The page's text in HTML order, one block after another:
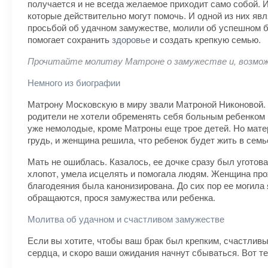
получается и не всегда желаемое приходит само
которые действительно могут помочь. И одной из них
просьбой об удачном замужестве, молили об успешном
помогает сохранитьздоровье и создать крепкую семью.
Прочитайте молитву Матроне о замужестве и,
Немного из биографии
Матрону Московскую в миру звали Матроной
родители не хотели обременять себя больным
уже немолодые, кроме Матроны еще трое детей. Но
грудь, и женщина решила, что ребенок будет жить в
Мать не ошиблась. Казалось, ее дочке сразу был
хлопот, умела исцелять и помогала людям. Женщина
благодеяния была канонизирована. До сих пор ее
обращаются, прося замужества или ребенка.
Молитва об удачном и счастливом замужестве
Если вы хотите, чтобы ваш брак был крепким,
сердца, и скоро ваши ожидания начнут сбываться. Вот